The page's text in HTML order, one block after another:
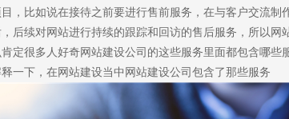
，比如说在接待之前要进行售前服务，在与客户交流制
后续对网站进行持续的跟踪和回访的售后服务，所以网
定很多人好奇网站建设公司的这些服务里面都包含哪些
一下，在网站建设当中网站建设公司包含了那些服务